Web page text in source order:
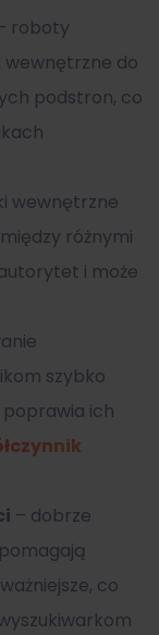
roboty
wewnętrzne do
podstron, co
wewnętrzne
różnymi
i może
szybko
ich
– dobrze
co